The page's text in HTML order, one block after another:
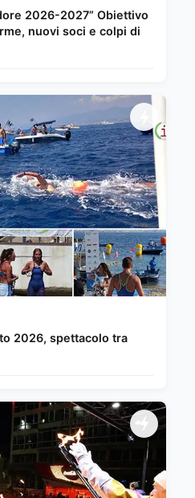
2026-2027” Obiettivo
nuovi soci e colpi di
2026, spettacolo tra